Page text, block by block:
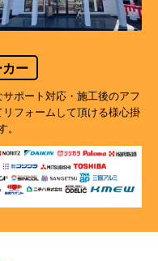
ー
ポート対応・施工後のアフ
フォームして頂ける様心掛
。